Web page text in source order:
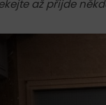
až přijde